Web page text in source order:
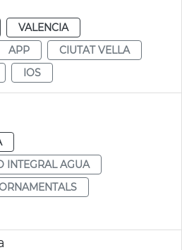
VALENCIA
APP
CIUTAT VELLA
IOS
INTEGRAL AGUA